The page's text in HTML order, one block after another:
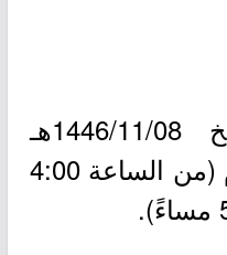
- يوم الثلاثاء بتاريخ 1446/11/08هـ
الموافق 2025/05/06م (من الساعة 4:00